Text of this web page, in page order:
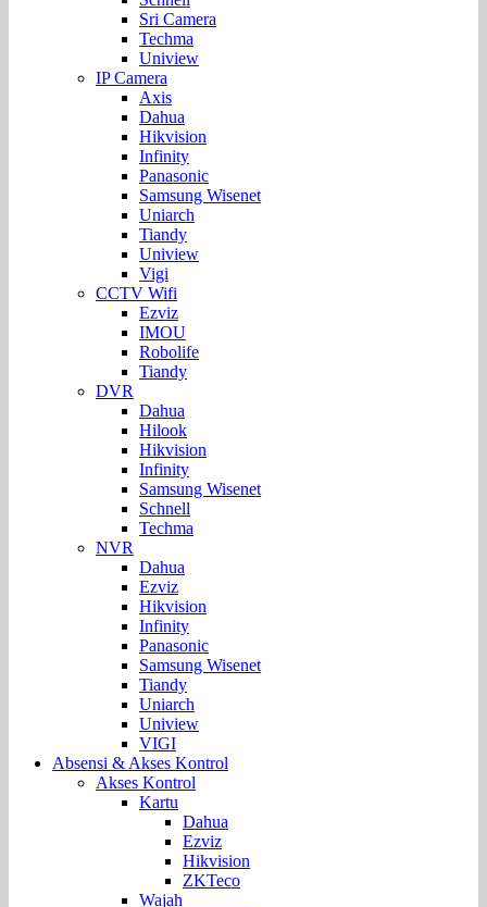
Sri Camera
Techma
Uniview
IP Camera
Axis
Dahua
Hikvision
Infinity
Panasonic
Samsung Wisenet
Uniarch
Tiandy
Uniview
Vigi
CCTV Wifi
Ezviz
IMOU
Robolife
Tiandy
DVR
Dahua
Hilook
Hikvision
Infinity
Samsung Wisenet
Schnell
Techma
NVR
Dahua
Ezviz
Hikvision
Infinity
Panasonic
Samsung Wisenet
Tiandy
Uniarch
Uniview
VIGI
Absensi & Akses Kontrol
Akses Kontrol
Kartu
Dahua
Ezviz
Hikvision
ZKTeco
Wajah